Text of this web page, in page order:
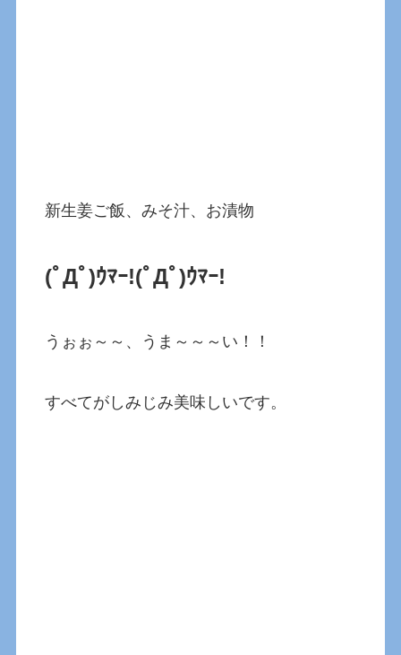
新生姜ご飯、みそ汁、お漬物
(ﾟДﾟ)ｳﾏｰ!(ﾟДﾟ)ｳﾏｰ!
うぉぉ～～、うま～～～い！！
すべてがしみじみ美味しいです。